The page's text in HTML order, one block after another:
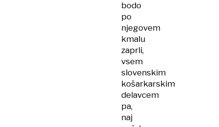
bodo
po
njegovem
kmalu
zaprli,
vsem
slovenskim
košarkarskim
delavcem
pa,
naj